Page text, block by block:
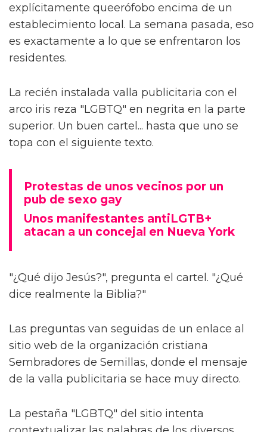
explícitamente queerófobo encima de un
establecimiento local. La semana pasada, eso
es exactamente a lo que se enfrentaron los
residentes.
La recién instalada valla publicitaria con el
arco iris reza "LGBTQ" en negrita en la parte
superior. Un buen cartel... hasta que uno se
topa con el siguiente texto.
Protestas de unos vecinos por un
pub de sexo gay
Unos manifestantes antiLGTB+
atacan a un concejal en Nueva York
"¿Qué dijo Jesús?", pregunta el cartel. "¿Qué
dice realmente la Biblia?"
Las preguntas van seguidas de un enlace al
sitio web de la organización cristiana
Sembradores de Semillas, donde el mensaje
de la valla publicitaria se hace muy directo.
La pestaña "LGBTQ" del sitio intenta